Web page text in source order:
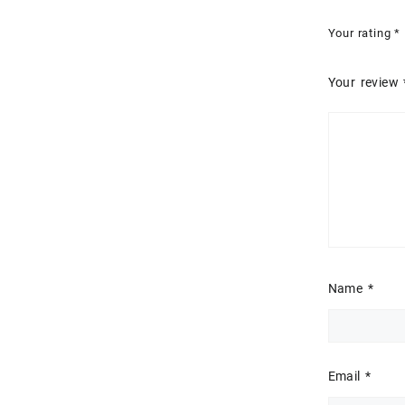
Your rating*
Your review
Name *
Email *